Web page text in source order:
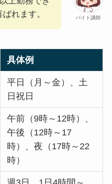
バイト講師
れます。
具体例
平日（月～金）、土
日祝日
午前（9時～12時）、
午後（12時～17
時）、夜（17時～22
時）